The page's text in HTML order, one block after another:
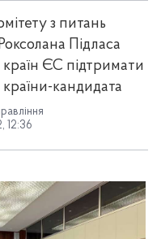
з питань
Підласа
країн ЄС підтримати
країни-кандидата
12:36